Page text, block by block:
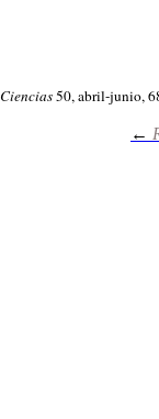
Ciencias50, abril-junio,
←